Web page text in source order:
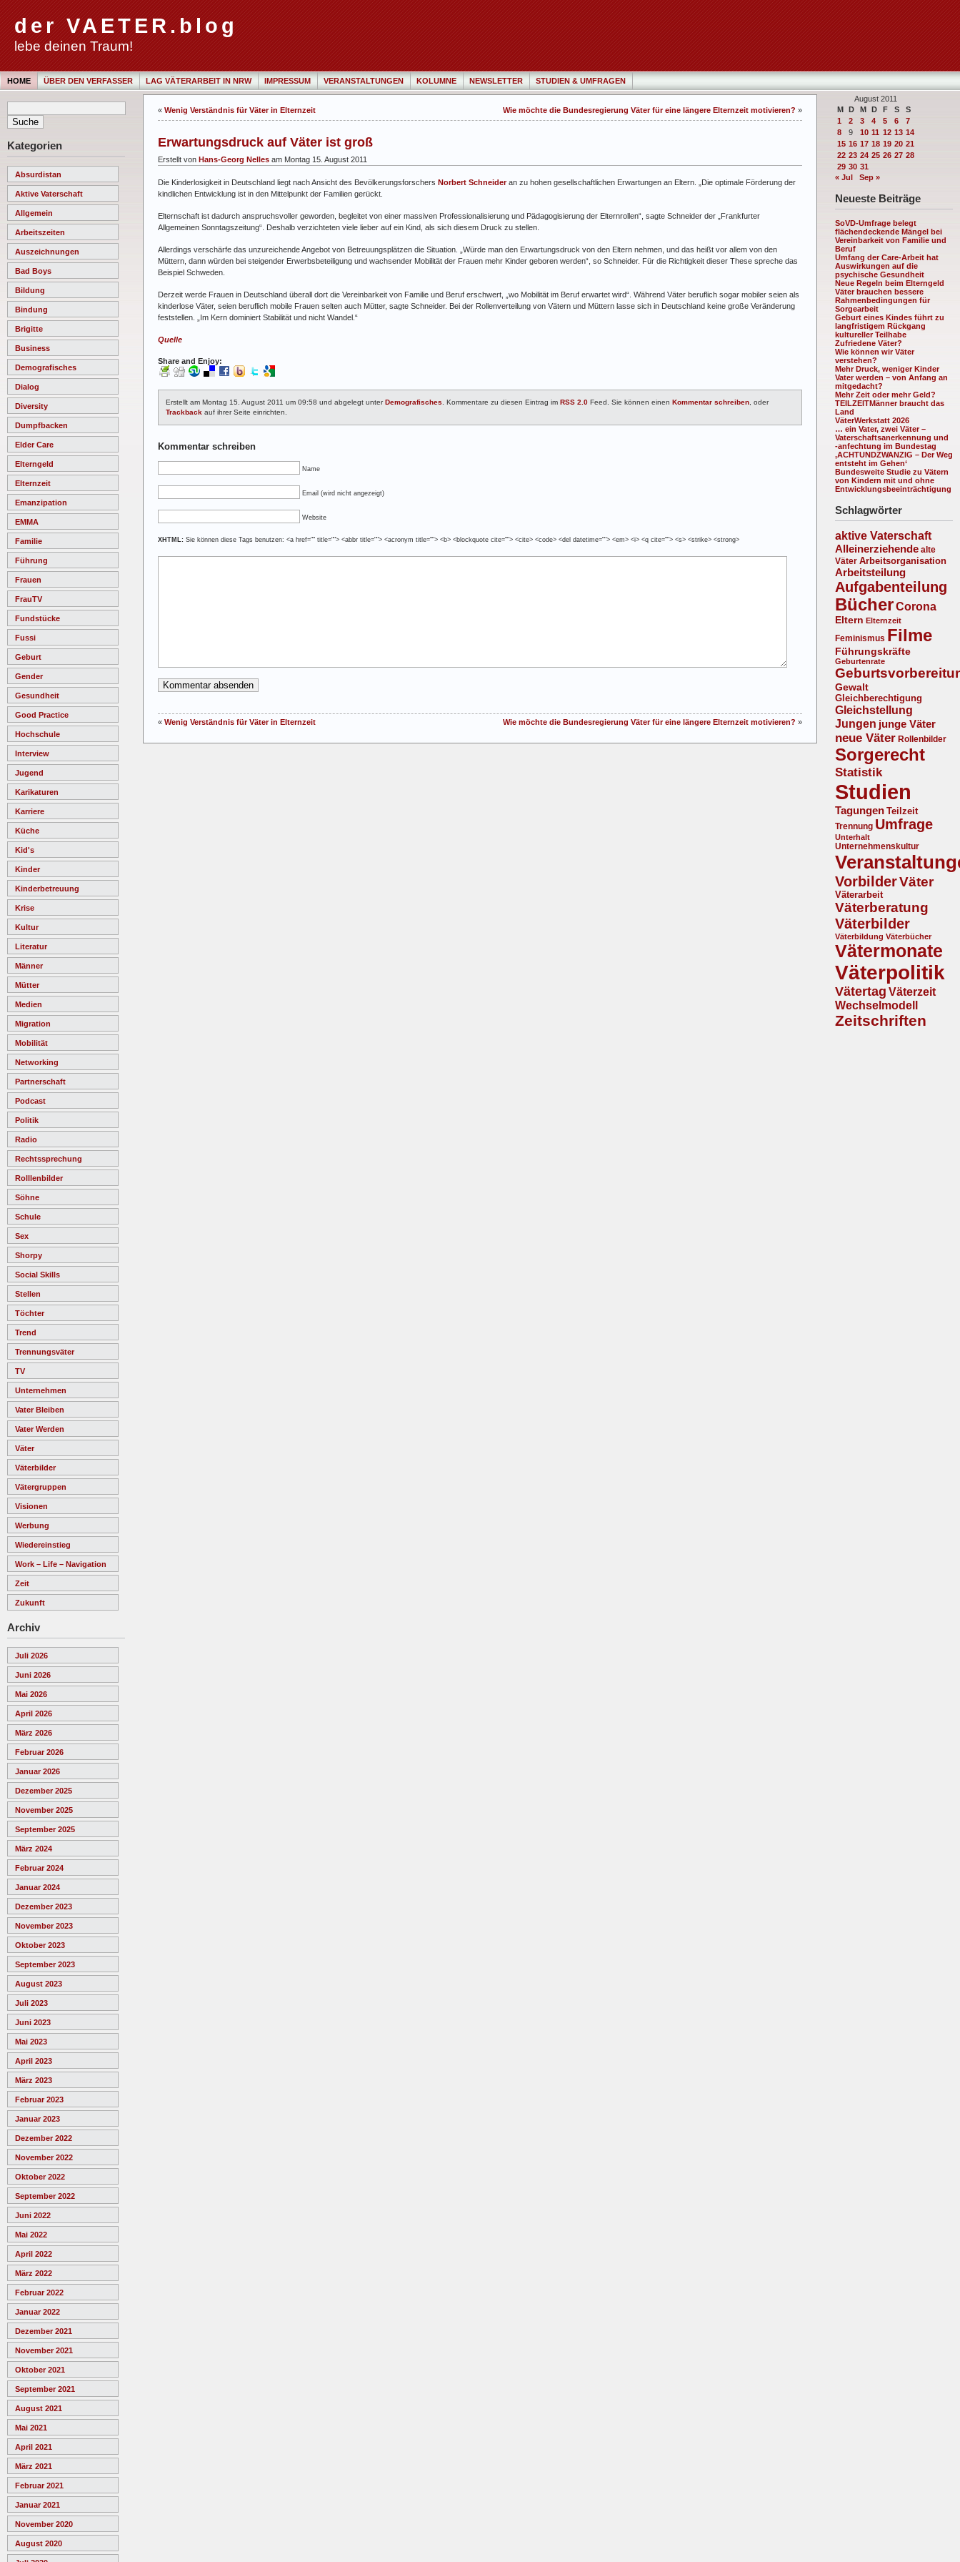
der VAETER.blog
lebe deinen Traum!
HOME ÜBER DEN VERFASSER LAG VÄTERARBEIT IN NRW IMPRESSUM VERANSTALTUNGEN KOLUMNE NEWSLETTER STUDIEN & UMFRAGEN
Kategorien
Absurdistan
Aktive Vaterschaft
Allgemein
Arbeitszeiten
Auszeichnungen
Bad Boys
Bildung
Bindung
Brigitte
Business
Demografisches
Dialog
Diversity
Dumpfbacken
Elder Care
Elterngeld
Elternzeit
Emanzipation
EMMA
Familie
Führung
Frauen
FrauTV
Fundstücke
Fussi
Geburt
Gender
Gesundheit
Good Practice
Hochschule
Interview
Jugend
Karikaturen
Karriere
Küche
Kid's
Kinder
Kinderbetreuung
Krise
Kultur
Literatur
Männer
Mütter
Medien
Migration
Mobilität
Networking
Partnerschaft
Podcast
Politik
Radio
Rechtssprechung
Rolllenbilder
Söhne
Schule
Sex
Shorpy
Social Skills
Stellen
Töchter
Trend
Trennungsväter
TV
Unternehmen
Vater Bleiben
Vater Werden
Väter
Väterbilder
Vätergruppen
Visionen
Werbung
Wiedereinstieg
Work – Life – Navigation
Zeit
Zukunft
Archiv
Juli 2026
Juni 2026
Mai 2026
April 2026
März 2026
Februar 2026
Januar 2026
Dezember 2025
November 2025
September 2025
März 2024
Februar 2024
Januar 2024
Dezember 2023
November 2023
Oktober 2023
September 2023
August 2023
Juli 2023
Juni 2023
Mai 2023
April 2023
März 2023
Februar 2023
Januar 2023
Dezember 2022
November 2022
Oktober 2022
September 2022
Juni 2022
Mai 2022
April 2022
März 2022
Februar 2022
Januar 2022
Dezember 2021
November 2021
Oktober 2021
September 2021
August 2021
Mai 2021
April 2021
März 2021
Februar 2021
Januar 2021
November 2020
August 2020
August 2011
M D M D F S
S
1
2 3 4 5 6
7
8
9 10 11 12 13 14
15 16 17 18 19 20 21
22 23 24 25 26 27 28
29 30 31
« Jul
Sep »
Neueste Beiträge
SoVD-Umfrage belegt
flächendeckende Mängel bei
Vereinbarkeit von Familie und
Beruf
Umfang der Care-Arbeit hat
Auswirkungen auf die
psychische Gesundheit
Neue Regeln beim Elterngeld
Väter brauchen bessere
Rahmenbedingungen für
Sorgearbeit
Geburt eines Kindes führt zu
langfristigem Rückgang
kultureller Teilhabe
Zufriedene Väter?
Wie können wir Väter
verstehen?
Mehr Druck, weniger Kinder
Vater werden – von Anfang an
mitgedacht?
Mehr Zeit oder mehr Geld?
TEILZEITMänner braucht das
Land
VäterWerkstatt 2026
… ein Vater, zwei Väter –
Vaterschaftsanerkennung und
-anfechtung im Bundestag
‚ACHTUNDZWANZIG – Der Weg
entsteht im Gehen‘
Bundesweite Studie zu Vätern
von Kindern mit und ohne
Entwicklungsbeeinträchtigung
Schlagwörter
aktive Vaterschaft
Alleinerziehende alte
Väter Arbeitsorganisation
Arbeitsteilung
Aufgabenteilung
BücherCorona
Eltern Elternzeit
Feminismus Filme
Führungskräfte
Geburtenrate
Gewalt
Gleichberechtigung
Gleichstellung
Jungen junge Väter
neue Väter Rollenbilder
Sorgerecht
Statistik
Studien
Tagungen Teilzeit
Trennung Umfrage
Unterhalt
Unternehmenskultur
VorbilderVäter
Väterarbeit
Väterberatung
Väterbilder
Väterbildung Väterbücher
Vätermonate
Väterpolitik
Vätertag Väterzeit
Wechselmodell
Zeitschriften
« Wenig Verständnis für Väter in Elternzeit Wie möchte die Bundesregierung Väter für eine längere Elternzeit motivieren? »
Erwartungsdruck auf Väter ist groß
Erstellt von Hans-Georg Nelles am Montag 15. August 2011
Die Kinderlosigkeit in Deutschland liegt nach Ansicht des Bevölkerungsforschers Norbert Schneideran zu hohen gesellschaftlichen Erwartungen an Eltern. „Die optimale Förderung der
kindlichen Entwicklung ist in den Mittelpunkt der Familien gerückt.
Elternschaft ist dadurch anspruchsvoller geworden, begleitet von einer massiven Professionalisierung und Pädagogisierung der Elternrollen“, sagte Schneider der „Frankfurter
Allgemeinen Sonntagszeitung“. Deshalb verzichteten viele lieber auf ein Kind, als sich diesem Druck zu stellen.
Allerdings verschärfe das unzureichende Angebot von Betreuungsplätzen die Situation. „Würde man den Erwartungsdruck von den Eltern nehmen, und das heißt vor allem von den
Müttern, dann würden bei steigender Erwerbsbeteiligung und wachsender Mobilität der Frauen mehr Kinder geboren werden“, so Schneider. Für die Richtigkeit dieser These spreche das
Beispiel Schweden.
Derzeit werde Frauen in Deutschland überall dort die Vereinbarkeit von Familie und Beruf erschwert, „wo Mobilität im Beruf erwartet wird“. Während Väter beruflich sogar mobiler seien als
kinderlose Väter, seien beruflich mobile Frauen selten auch Mütter, sagte Schneider. Bei der Rollenverteilung von Vätern und Müttern lasse sich in Deutschland keine große Veränderung
feststellen. „Im Kern dominiert Stabilität und nicht Wandel.“
Quelle
Share and Enjoy:
Erstellt am Montag 15. August 2011 um 09:58 und abgelegt unterDemografisches . Kommentare zu diesen Eintrag im RSS 2.0 Feed. Sie können einen Kommentar schreiben , oder
Trackback auf ihrer Seite einrichten.
Kommentar schreiben
Name
Email (wird nicht angezeigt)
Website
XHTML: Sie können diese Tags benutzen: <a href="" title=""> <abbr title=""> <acronym title=""> <b> <blockquote cite=""> <cite> <code> <del datetime=""> <em> <i> <q cite=""> <s> <strike> <strong>
« Wenig Verständnis für Väter in Elternzeit Wie möchte die Bundesregierung Väter für eine längere Elternzeit motivieren? »